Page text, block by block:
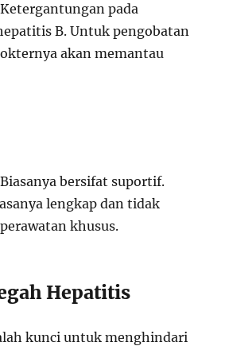
Ketergantungan pada
B. Untuk pengobatan
akan memantau
Biasanya bersifat suportif.
lengkap dan tidak
khusus.
Hepatitis
kunci untuk menghindari